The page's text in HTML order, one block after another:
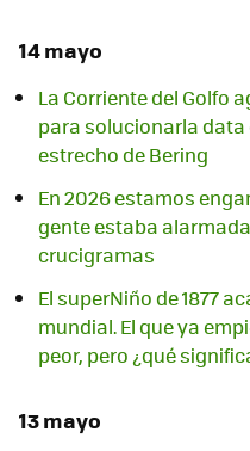
14 mayo
La Corriente del Golfo
para solucionarla data
estrecho de Bering
En 2026 estamos
gente estaba
crucigramas
El superNiño de 1877
mundial. El que ya
peor, pero ¿qué
13 mayo